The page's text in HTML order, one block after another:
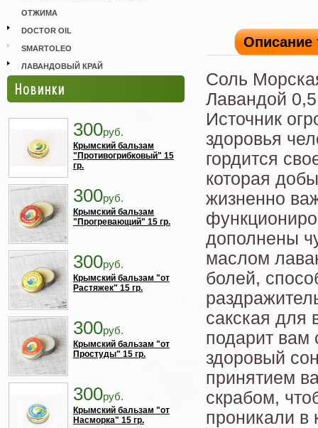
ОТЖИМА
DOCTOR OIL
SMARTOLEO
ЛАВАНДОВЫЙ КРАЙ
Новинки
300руб.
Крымский бальзам
"Противогрибковый" 15
гр.
300руб.
Крымский бальзам
"Прогревающий" 15 гр.
300руб.
Крымский бальзам "от
Растяжек" 15 гр.
300руб.
Крымский бальзам "от
Простуды" 15 гр.
300руб.
Крымский бальзам "от
Насморка" 15 гр.
Описание
Соль
Лавандой
Источник
здоровья
гордится
которая
жизненно
дополнены
маслом
болей,
сакская для
подарит вам
здоровый
принятием
скрабом,
проникали в